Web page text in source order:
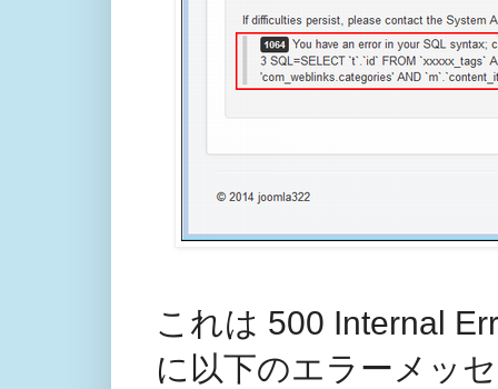
これは 500 Internal
に以下のエラーメッ